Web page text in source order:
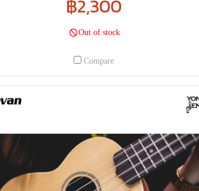
฿2,300
Out of stock
Compare